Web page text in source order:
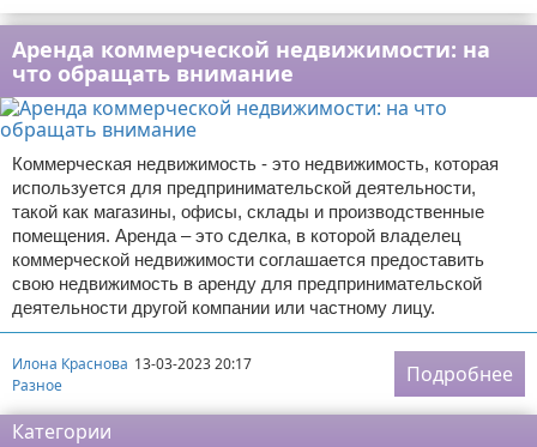
Аренда коммерческой недвижимости: на
что обращать внимание
Коммерческая недвижимость - это недвижимость, которая
используется для предпринимательской деятельности,
такой как магазины, офисы, склады и производственные
помещения. Аренда – это сделка, в которой владелец
коммерческой недвижимости соглашается предоставить
свою недвижимость в аренду для предпринимательской
деятельности другой компании или частному лицу.
Илона Краснова 13-03-2023 20:17
Разное
Подробнее
Категории